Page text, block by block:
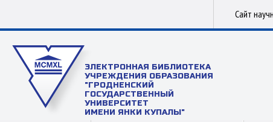
Сайт
ЭЛЕКТРОННАЯ БИБЛИОТЕКА
УЧРЕЖДЕНИЯ ОБРАЗОВАНИЯ
"ГРОДНЕНСКИЙ
ГОСУДАРСТВЕННЫЙ
УНИВЕРСИТЕТ
ИМЕНИ ЯНКИ КУПАЛЫ"